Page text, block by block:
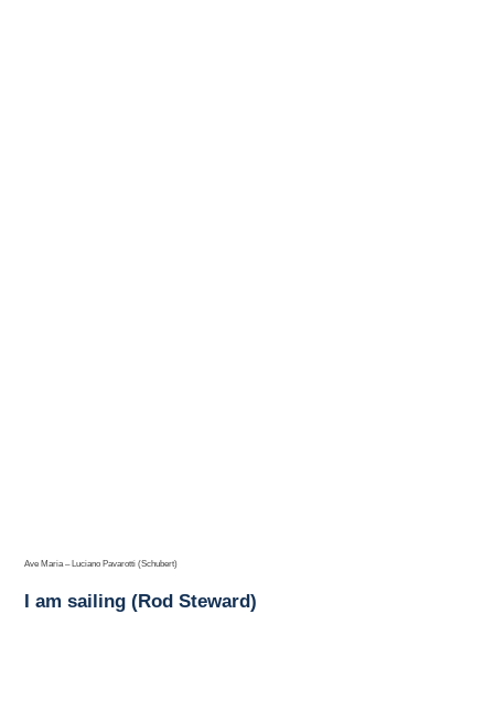
Ave Maria – Luciano Pavarotti (Schubert)
I am sailing (Rod Steward)